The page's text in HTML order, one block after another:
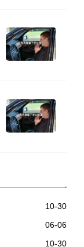
10-30
06-06
10-30